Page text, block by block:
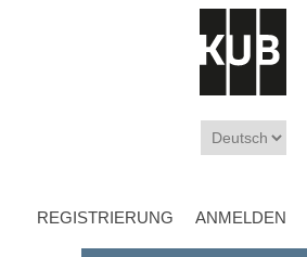
REGISTRIERUNG ANMELDEN